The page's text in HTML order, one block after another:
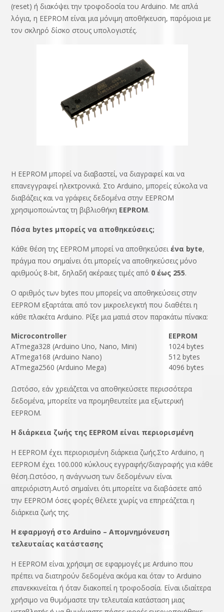
(reset) ή διακόψει την τροφοδοσία του Arduino. Με απλά
λόγια, η EEPROM είναι μια μόνιμη αποθήκευση, παρόμοια με
τον σκληρό δίσκο στους υπολογιστές.
Η EEPROM μπορεί να διαβαστεί, να διαγραφεί και να
επανεγγραφεί ηλεκτρονικά. Στο Arduino, μπορείς εύκολα να
διαβάζεις και να γράφεις δεδομένα στην EEPROM
χρησιμοποιώντας τη βιβλιοθήκη EEPROM.
Πόσα bytes μπορείς να αποθηκεύσεις;
Κάθε θέση της EEPROM μπορεί να αποθηκεύσειένα byte,
πράγμα που σημαίνει ότι μπορείς να αποθηκεύσεις μόνο
αριθμούς 8-bit, δηλαδή ακέραιες τιμές από 0 έως 255.
Ο αριθμός των bytes που μπορείς να αποθηκεύσεις στην
EEPROM εξαρτάται από τον μικροελεγκτή που διαθέτει η
κάθε πλακέτα Arduino. Ρίξε μια ματιά στον παρακάτω πίνακα:
Microcontroller
EEPROM
ATmega328 (Arduino Uno, Nano, Mini)
1024 bytes
ATmega168 (Arduino Nano)
512 bytes
ATmega2560 (Arduino Mega)
4096 bytes
Ωστόσο, εάν χρειάζεται να αποθηκεύσετε περισσότερα
δεδομένα, μπορείτε να προμηθευτείτε μια εξωτερική
EEPROM.
Η διάρκεια ζωής της EEPROM είναι περιορισμένη
Η EEPROM έχει περιορισμένη διάρκεια ζωής.Στο Arduino, η
EEPROM έχει 100.000 κύκλους εγγραφής/διαγραφής για κάθε
θέση.Ωστόσο, η ανάγνωση των δεδομένων είναι
απεριόριστη.Αυτό σημαίνει ότι μπορείτε να διαβάσετε από
την EEPROM όσες φορές θέλετε χωρίς να επηρεάζεται η
διάρκεια ζωής της.
Η εφαρμογή στο Arduino – Απομνημόνευση
τελευταίας κατάστασης
Η EEPROM είναι χρήσιμη σε εφαρμογές με Arduino που
πρέπει να διατηρούν δεδομένα ακόμα και όταν το Arduino
επανεκκινείται ή όταν διακοπεί η τροφοδοσία. Είναι ιδιαίτερα
χρήσιμο να θυμόμαστε την τελευταία κατάσταση μιας